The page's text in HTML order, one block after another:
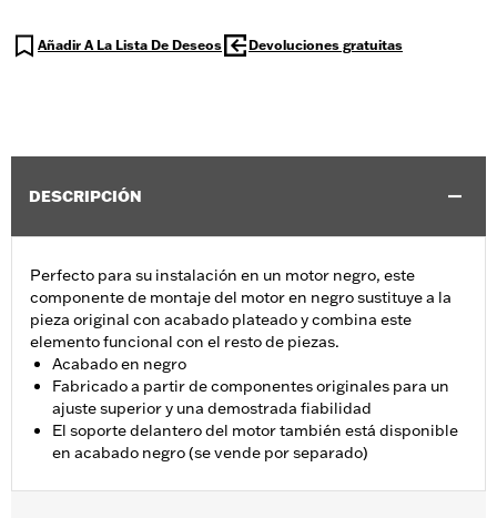
Añadir A La Lista De Deseos Devoluciones gratuitas
DESCRIPCIÓN
Perfecto para su instalación en un motor negro, este
componente de montaje del motor en negro sustituye a la
pieza original con acabado plateado y combina este
elemento funcional con el resto de piezas.
Acabado en negro
Fabricado a partir de componentes originales para un
ajuste superior y una demostrada fiabilidad
El soporte delantero del motor también está disponible
en acabado negro (se vende por separado)